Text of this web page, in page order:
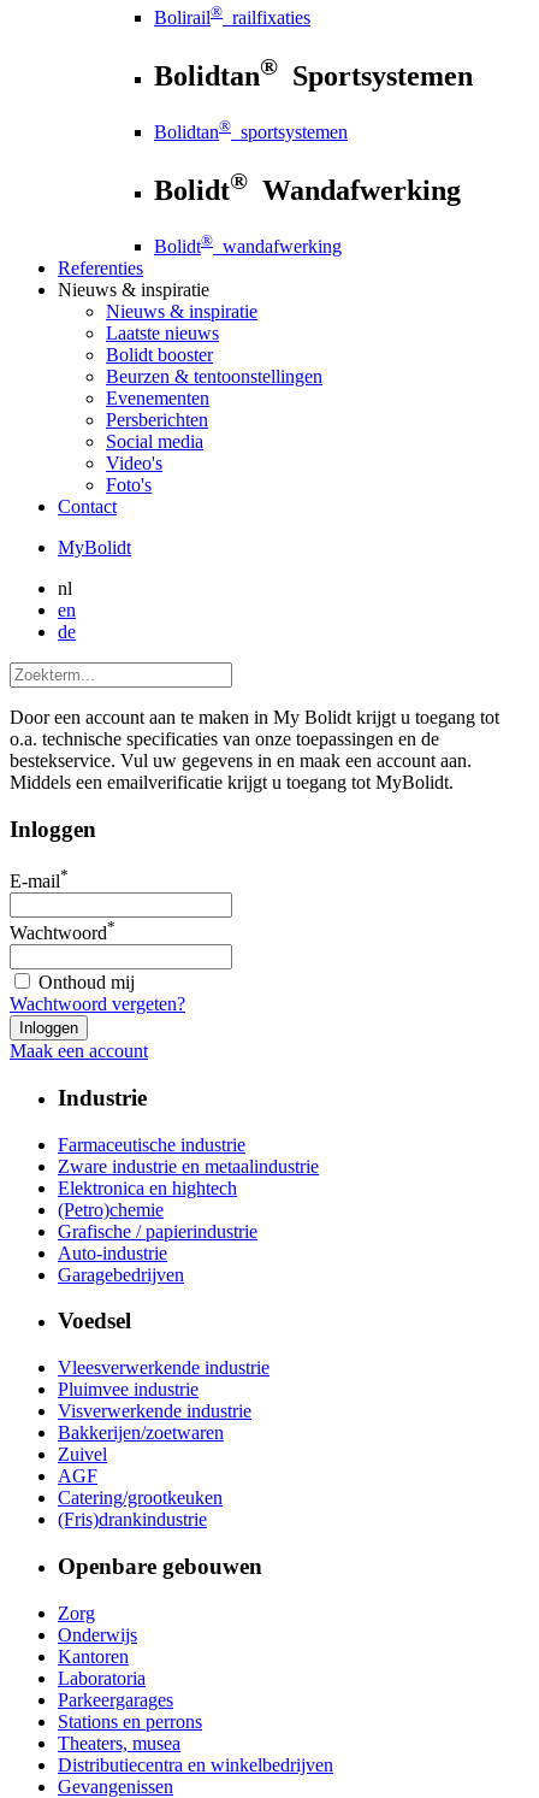
Bolirail® railfixaties
Bolidtan® Sportsystemen
Bolidtan® sportsystemen
Bolidt® Wandafwerking
Bolidt® wandafwerking
Referenties
Nieuws & inspiratie
Nieuws & inspiratie
Laatste nieuws
Bolidt booster
Beurzen & tentoonstellingen
Evenementen
Persberichten
Social media
Video's
Foto's
Contact
MyBolidt
nl
en
de
Door een account aan te maken in My Bolidt krijgt u toegang tot
o.a. technische specificaties van onze toepassingen en de
bestekservice. Vul uw gegevens in en maak een account aan.
Middels een emailverificatie krijgt u toegang tot MyBolidt.
Inloggen
E-mail*
Wachtwoord*
Onthoud mij
Wachtwoord vergeten?
Maak een account
Industrie
Farmaceutische industrie
Zware industrie en metaalindustrie
Elektronica en hightech
(Petro)chemie
Grafische / papierindustrie
Auto-industrie
Garagebedrijven
Voedsel
Vleesverwerkende industrie
Pluimvee industrie
Visverwerkende industrie
Bakkerijen/zoetwaren
Zuivel
AGF
Catering/grootkeuken
(Fris)drankindustrie
Openbare gebouwen
Zorg
Onderwijs
Kantoren
Laboratoria
Parkeergarages
Stations en perrons
Theaters, musea
Distributiecentra en winkelbedrijven
Gevangenissen